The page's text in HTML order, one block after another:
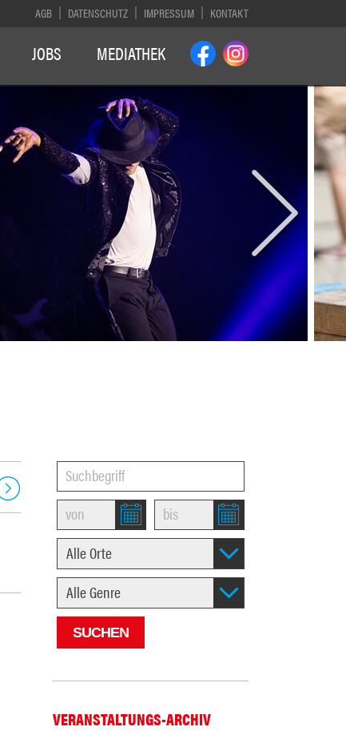
AGB DATENSCHUTZ IMPRESSUM KONTAKT
JOBS MEDIATHEK
VERANSTALTUNGS-ARCHIV